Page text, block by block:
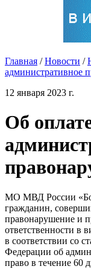
Главная / Новости /
административное
12 января 2023 г.
Об
МО МВД России
гражданин,
правонарушение и
ответственности в
в соответствии со
Федерации об
право в течение 60